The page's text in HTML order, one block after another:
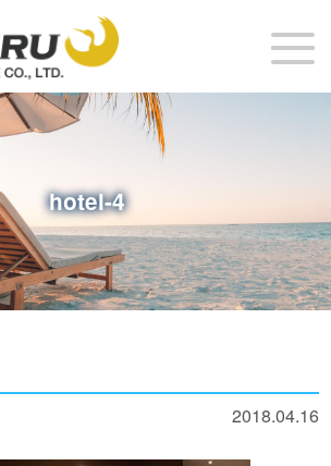
hotel-4
2018.04.16